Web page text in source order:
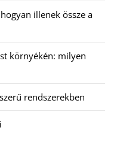
illenek össze a
környékén: milyen
rendszerekben